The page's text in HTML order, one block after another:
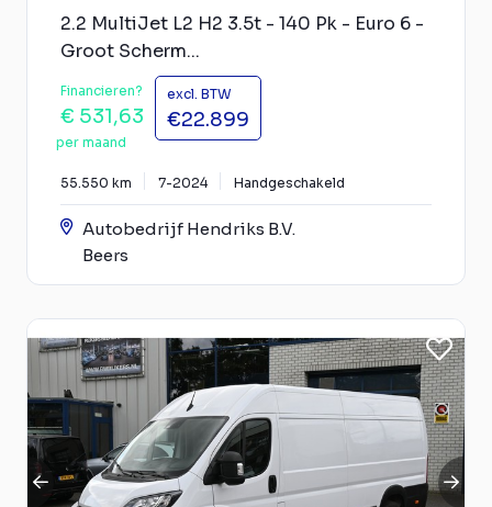
2.2 MultiJet L2 H2 3.5t - 140 Pk - Euro 6 -
Groot Scherm...
Financieren?
€ 531,63
per maand
excl. BTW
€22.899
55.550 km 7-2024 Handgeschakeld
Autobedrijf Hendriks B.V.
Beers